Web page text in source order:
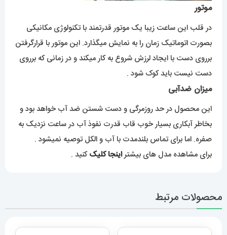
موتور
در قلب این ساعت زیبا یک موتور قدرتمند با تکنولوژی مکانیکی
بصورت اتوماتیک زمان را به نمایش میگذارد. این موتور با قرارگرفتن
برروی دست با ایجاد لرزش شروع به کار میکند و در زمانی که برروی
دست نیست باید کوک شود .
میزان ضدآبی
این محصول در حد روزمرگی و دست شستن ضد آب خواهد بود و
بخاطر آبکاری بسیار خوب قاب قدرت نفوذ آب در ساعت نزدیک به
صفره. اما برای تماس بلندمدت با آب و الکل توصیه نمیشود .
برای مشاهده مدل های بیشتراینجا کلیککنید .
محصولات مرتبط